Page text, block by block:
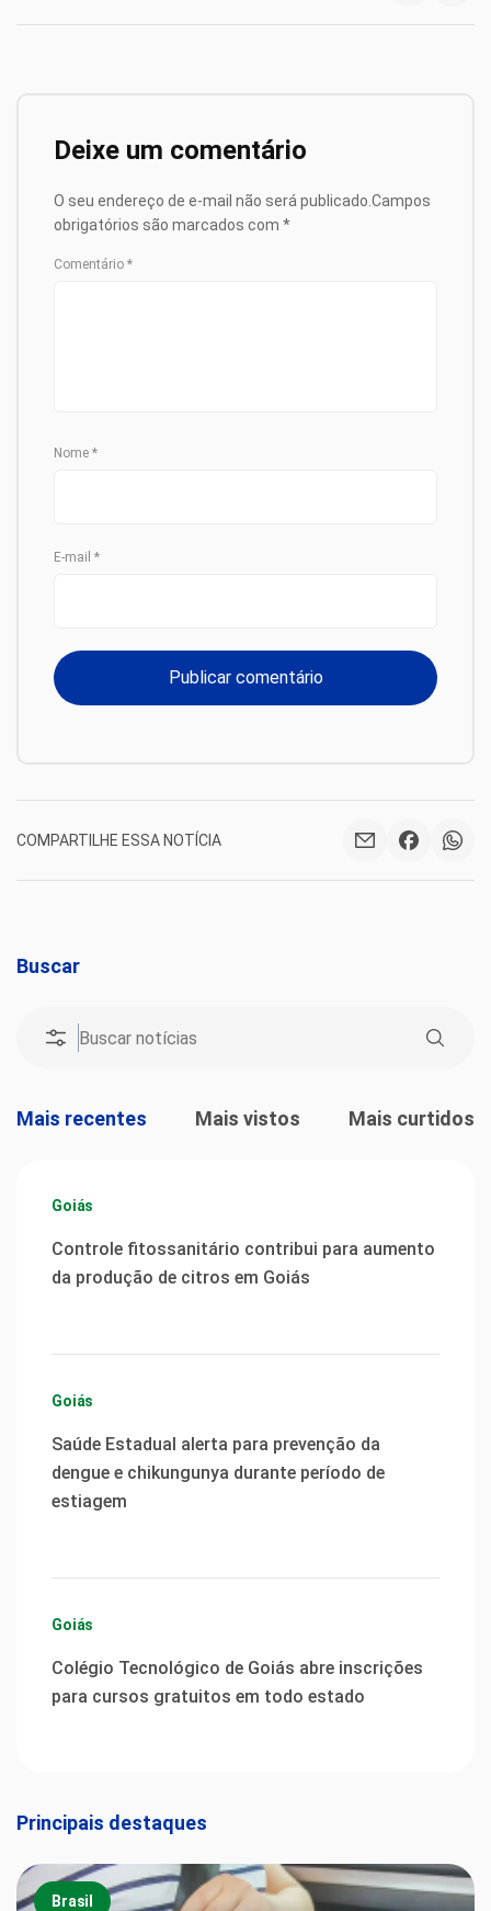
Deixe um comentário
O seu endereço de e-mail não será publicado. Campos
obrigatórios são marcados com *
Comentário *
Nome *
E-mail *
COMPARTILHE ESSA NOTÍCIA
Buscar
Mais recentes Mais vistos Mais curtidos
Goiás
Controle fitossanitário contribui para aumento
da produção de citros em Goiás
Goiás
Saúde Estadual alerta para prevenção da
dengue e chikungunya durante período de
estiagem
Goiás
Colégio Tecnológico de Goiás abre inscrições
para cursos gratuitos em todo estado
Principais destaques
Brasil